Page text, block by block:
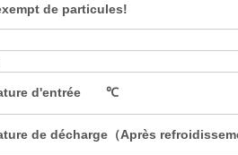
de particules!
d'entrée ℃
de décharge （Après